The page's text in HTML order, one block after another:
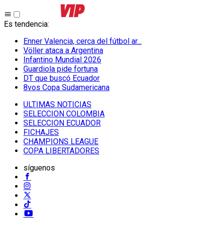
Es tendencia:
Enner Valencia, cerca del fútbol ar...
Völler ataca a Argentina
Infantino Mundial 2026
Guardiola pide fortuna
DT que buscó Ecuador
8vos Copa Sudamericana
ULTIMAS NOTICIAS
SELECCION COLOMBIA
SELECCION ECUADOR
FICHAJES
CHAMPIONS LEAGUE
COPA LIBERTADORES
síguenos